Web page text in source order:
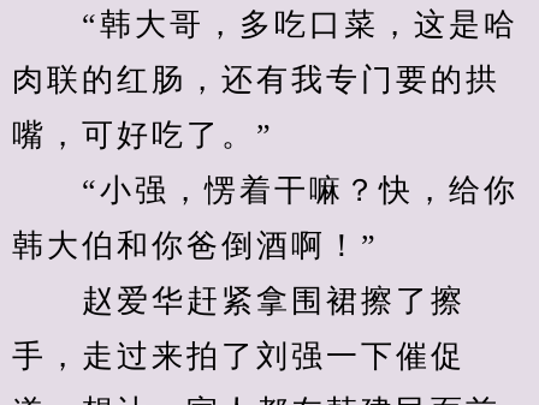
“韩大哥，多吃口菜，这是哈
肉联的红肠，还有我专门要的拱
嘴，可好吃了。”
“小强，愣着干嘛？快，给你
韩大伯和你爸倒酒啊！”
赵爱华赶紧拿围裙擦了擦
手，走过来拍了刘强一下催促